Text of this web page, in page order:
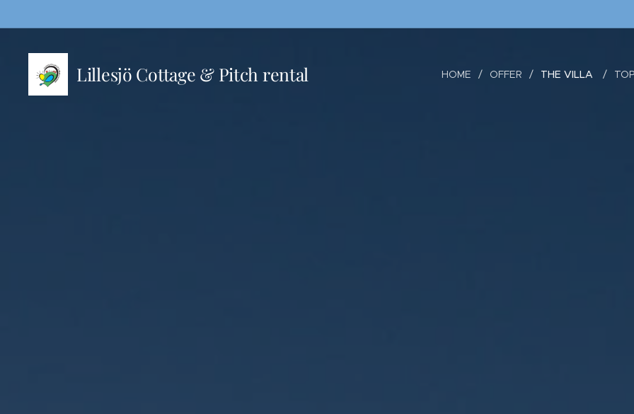
Lillesjö Cottage & Pitch rental HOME OFFER THE VILLA